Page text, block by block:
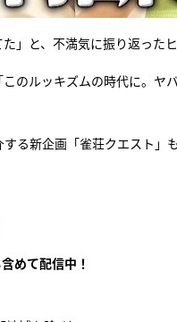
」と、不満気に振り返ったヒ
のルッキズムの時代に。ヤ
る新企画「雀荘クエスト」
めて配信中！